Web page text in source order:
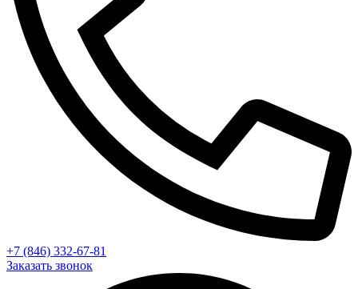
+7 (846) 332-67-81
Заказать звонок